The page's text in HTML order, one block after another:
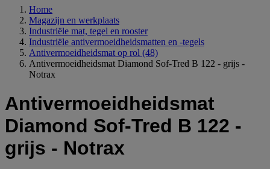
Home
Magazijn en werkplaats
Industriële mat, tegel en rooster
Industriële antivermoeidheidsmatten en -tegels
Antivermoeidheidsmat op rol (48)
Antivermoeidheidsmat Diamond Sof-Tred B 122 - grijs -
Notrax
Antivermoeidheidsmat
Diamond Sof-Tred B 122 -
grijs - Notrax